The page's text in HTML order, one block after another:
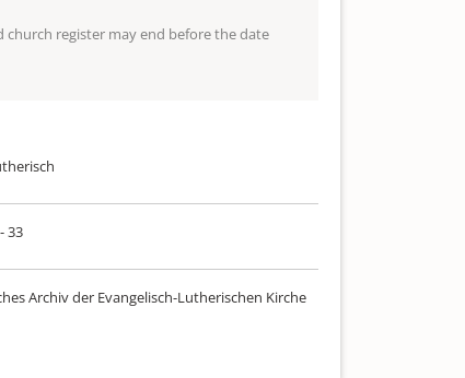
church register may end before the date
33
Archiv der Evangelisch-Lutherischen Kirche